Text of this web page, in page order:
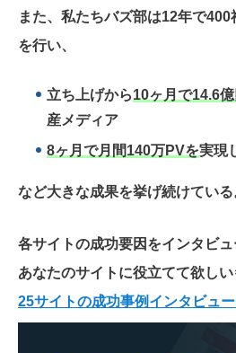
また、私たちバズ部は12年で
を行い、
立ち上げから10ヶ月で14.6億
産メディア
8ヶ月で月間140万PVを実現
など大きな成果を挙げ続けている
各サイトの成功要因をインタビュ
あなたのサイトに役立てて欲しい
25サイトの成功事例インタビュ